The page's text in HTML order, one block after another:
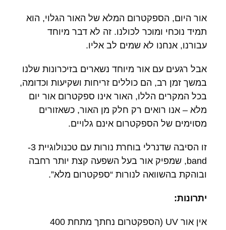
אור היום, הספקטרום המלא של האור הגלוי, הוא
תמיד נוכחי ומוכר לכולנו. זה לא דבר מיוחד
עבורנו, אנחנו לא שמים לב אליו.
אבל רגעים עם אור מיוחד נשארים בזיכרונות שלנו
במשך זמן רב, הם כוללים זריחות ושקיעות וכדומה,
בכל המקרים הללו, האור אינו ספקטרום אור יום
מלא – אנו רואים רק חלק מן האור, כשאזורים
מסוימים של הספקטרום אינם גלויים.
זו הסיבה שדנרלי בוחרת נורות עם טכנולוגיית 3-
band, שמפיק אור בעל השפעה קצת יותר רחבה
ובוהקת בהשוואה לנורות “ספקטרום מלא”.
יתרונות:
אין אור UV (הספקטרום נחתך מתחת 400